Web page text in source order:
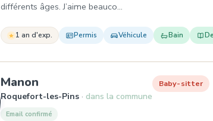
différents âges. J’aime beauco…
1 an d'exp. Permis Véhicule Bain
Manon , Baby-sitter à Roquefort-les-
Roquefort-les-Pins dans la commune
Baby-sitter
Email confirmé